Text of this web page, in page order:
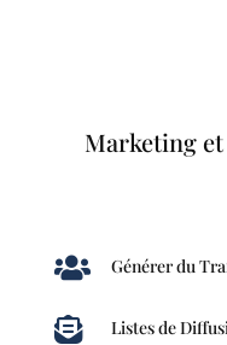
Marketing
 Générer du
 Listes de